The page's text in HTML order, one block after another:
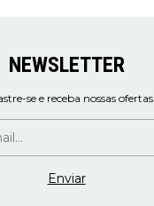
NEWSLETTER
se e receba nossas ofertas.